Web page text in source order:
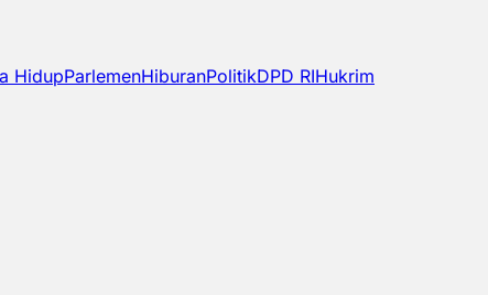
HidupParlemenHiburanPolitikDPD RIHukrim